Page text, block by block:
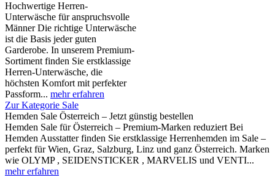
Hochwertige Herren-
Unterwäsche für anspruchsvolle
Männer Die richtige Unterwäsche
ist die Basis jeder guten
Garderobe. In unserem Premium-
Sortiment finden Sie erstklassige
Herren-Unterwäsche, die
höchsten Komfort mit perfekter
Passform... mehr erfahren
Zur Kategorie Sale
Hemden Sale Österreich – Jetzt günstig bestellen
Hemden Sale für Österreich – Premium-Marken reduziert Bei
Hemden Ausstatter finden Sie erstklassige Herrenhemden im Sale –
perfekt für Wien, Graz, Salzburg, Linz und ganz Österreich. Marken
wie OLYMP , SEIDENSTICKER , MARVELIS und VENTI...
mehr erfahren